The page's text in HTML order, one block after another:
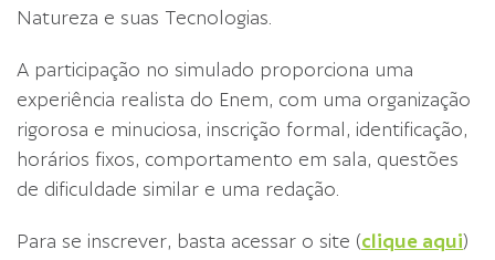
Natureza e suas Tecnologias.
A participação no simulado proporciona uma
experiência realista do Enem, com uma organização
rigorosa e minuciosa, inscrição formal, identificação,
horários fixos, comportamento em sala, questões
de dificuldade similar e uma redação.
Para se inscrever, basta acessar o site (clique aqui)